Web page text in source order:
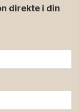
direkte i din